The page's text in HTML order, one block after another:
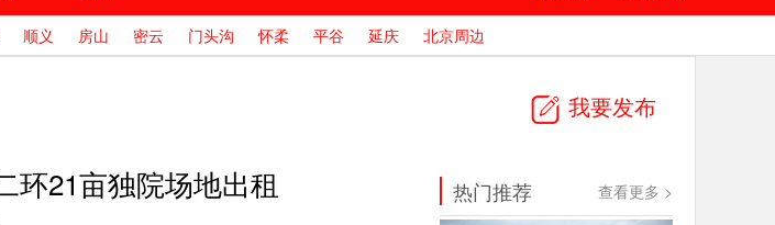
顺义 房山 密云 门头沟 怀柔 平谷 延庆 北京周边
我要发布
环21亩独院场地出租 热门推荐 查看更多 >